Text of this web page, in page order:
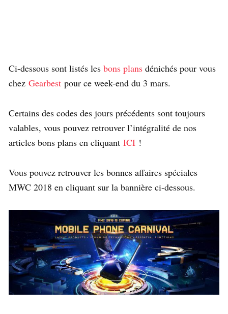
Ci-dessous sont listés les bons plans dénichés pour vous
chez Gearbest pour ce week-end du 3 mars.
Certains des codes des jours précédents sont toujours
valables, vous pouvez retrouver l’intégralité de nos
articles bons plans en cliquant ICI !
Vous pouvez retrouver les bonnes affaires spéciales
MWC 2018 en cliquant sur la bannière ci-dessous.